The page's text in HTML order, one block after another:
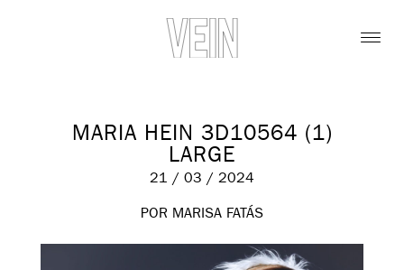
MARIA HEIN 3D10564 (1)
LARGE
21 / 03 / 2024
POR MARISA FATÁS